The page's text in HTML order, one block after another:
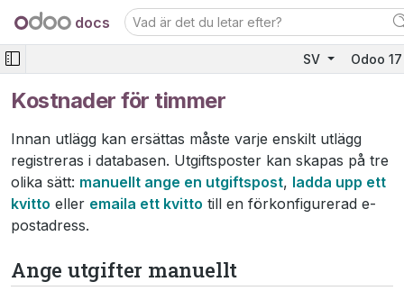
docs
SV Odoo
Kostnader för timmer
Innan utlägg kan ersättas måste varje enskilt utlägg
registreras i databasen. Utgiftsposter kan skapas på tre
olika sätt: manuellt ange en utgiftspost, ladda upp ett
kvitto eller emaila ett kvitto till en förkonfigurerad e-
postadress.
Ange utgifter manuellt